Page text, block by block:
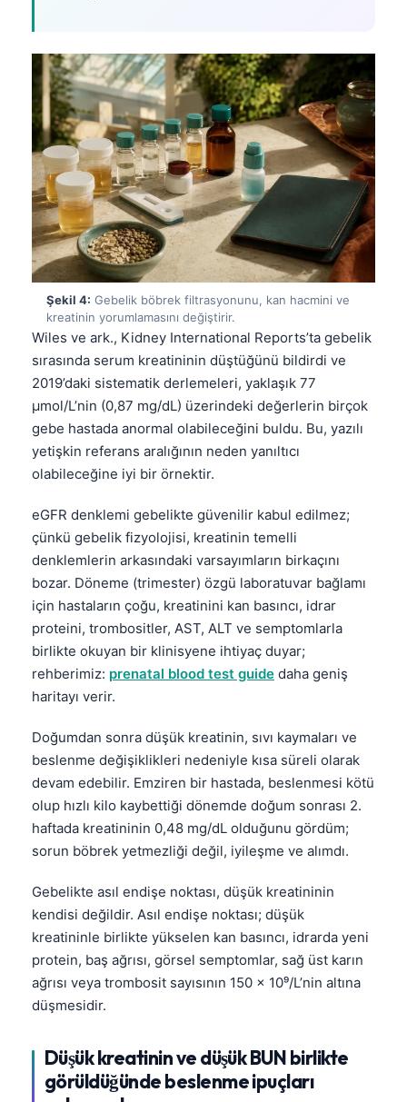
Şekil 4: Gebelik böbrek filtrasyonunu, kan hacmini ve
kreatinin yorumlamasını değiştirir.
Wiles ve ark., Kidney International Reports’ta gebelik
sırasında serum kreatininin düştüğünü bildirdi ve
2019’daki sistematik derlemeleri, yaklaşık 77
µmol/L’nin (0,87 mg/dL) üzerindeki değerlerin birçok
gebe hastada anormal olabileceğini buldu. Bu, yazılı
yetişkin referans aralığının neden yanıltıcı
olabileceğine iyi bir örnektir.
eGFR denklemi gebelikte güvenilir kabul edilmez;
çünkü gebelik fizyolojisi, kreatinin temelli
denklemlerin arkasındaki varsayımların birkaçını
bozar. Döneme (trimester) özgü laboratuvar bağlamı
için hastaların çoğu, kreatinini kan basıncı, idrar
proteini, trombositler, AST, ALT ve semptomlarla
birlikte okuyan bir klinisyene ihtiyaç duyar;
rehberimiz: prenatal blood test guide daha geniş
haritayı verir.
Doğumdan sonra düşük kreatinin, sıvı kaymaları ve
beslenme değişiklikleri nedeniyle kısa süreli olarak
devam edebilir. Emziren bir hastada, beslenmesi kötü
olup hızlı kilo kaybettiği dönemde doğum sonrası 2.
haftada kreatininin 0,48 mg/dL olduğunu gördüm;
sorun böbrek yetmezliği değil, iyileşme ve alımdı.
Gebelikte asıl endişe noktası, düşük kreatininin
kendisi değildir. Asıl endişe noktası; düşük
kreatininle birlikte yükselen kan basıncı, idrarda yeni
protein, baş ağrısı, görsel semptomlar, sağ üst karın
ağrısı veya trombosit sayısının 150 x 10⁹/L’nin altına
düşmesidir.
Düşük kreatinin ve düşük BUN birlikte
görüldüğünde beslenme ipuçları